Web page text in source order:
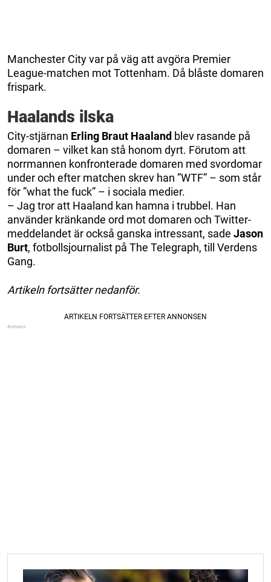
Manchester City var på väg att avgöra Premier
League-matchen mot Tottenham. Då blåste domaren
frispark.
Haalands ilska
City-stjärnan Erling Braut Haaland blev rasande på
domaren – vilket kan stå honom dyrt. Förutom att
norrmannen konfronterade domaren med svordomar
under och efter matchen skrev han ”WTF” – som står
för ”what the fuck” – i sociala medier.
– Jag tror att Haaland kan hamna i trubbel. Han
använder kränkande ord mot domaren och Twitter-
meddelandet är också ganska intressant, sade Jason
Burt, fotbollsjournalist på The Telegraph, till Verdens
Gang.
Artikeln fortsätter nedanför.